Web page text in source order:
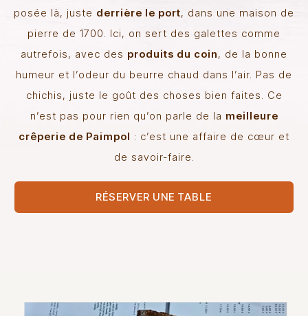
posée là, juste derrière le port, dans une maison de
pierre de 1700. Ici, on sert des galettes comme
autrefois, avec des produits du coin, de la bonne
humeur et l’odeur du beurre chaud dans l’air. Pas de
chichis, juste le goût des choses bien faites. Ce
n’est pas pour rien qu’on parle de la meilleure
crêperie de Paimpol : c’est une affaire de cœur et
de savoir-faire.
RÉSERVER UNE TABLE